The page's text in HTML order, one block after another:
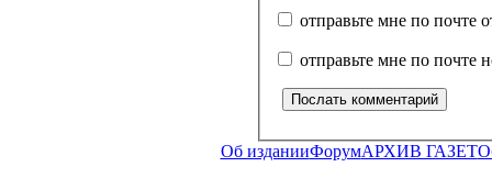
отправьте мне по почте
отправьте мне по почте
Об изданииФорумАРХИВ ГАЗЕТ